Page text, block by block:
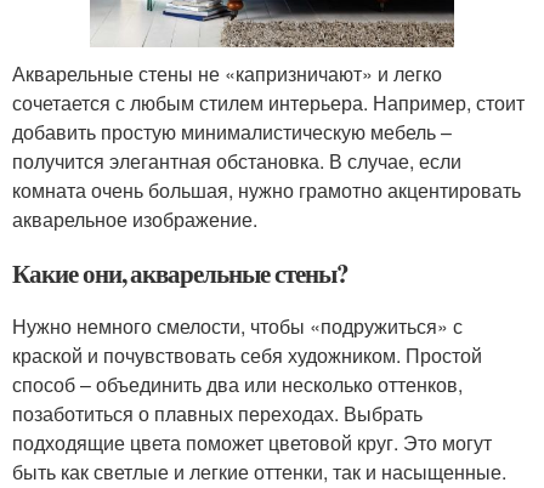
Акварельные стены не «капризничают» и легко
сочетается с любым стилем интерьера. Например, стоит
добавить простую минималистическую мебель –
получится элегантная обстановка. В случае, если
комната очень большая, нужно грамотно акцентировать
акварельное изображение.
Какие они, акварельные стены?
Нужно немного смелости, чтобы «подружиться» с
краской и почувствовать себя художником. Простой
способ – объединить два или несколько оттенков,
позаботиться о плавных переходах. Выбрать
подходящие цвета поможет цветовой круг. Это могут
быть как светлые и легкие оттенки, так и насыщенные.